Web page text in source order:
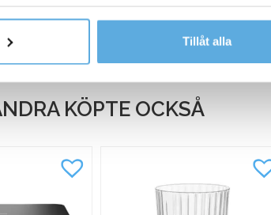
Tillåt alla
KÖPTE OCKSÅ